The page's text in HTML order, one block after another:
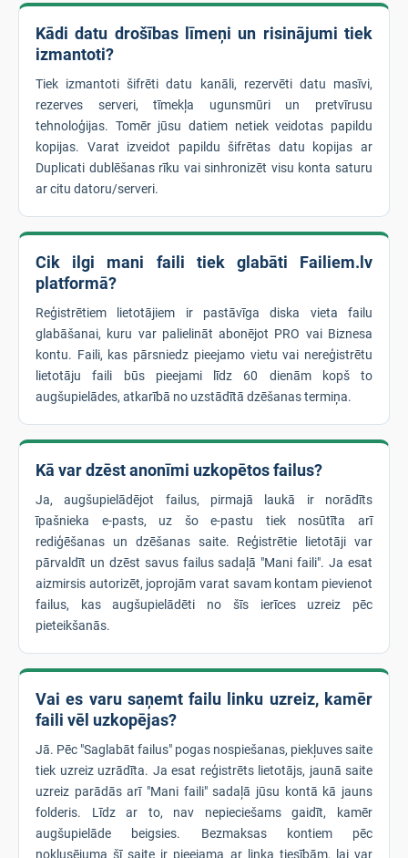
Kādi datu drošības līmeņi un risinājumi tiek
izmantoti?
Tiek izmantoti šifrēti datu kanāli, rezervēti datu masīvi,
rezerves serveri, tīmekļa ugunsmūri un pretvīrusu
tehnoloģijas. Tomēr jūsu datiem netiek veidotas papildu
kopijas. Varat izveidot papildu šifrētas datu kopijas ar
Duplicati dublēšanas rīku vai sinhronizēt visu konta saturu
ar citu datoru/serveri.
Cik ilgi mani faili tiek glabāti Failiem.lv
platformā?
Reģistrētiem lietotājiem ir pastāvīga diska vieta failu
glabāšanai, kuru var palielināt abonējot PRO vai Biznesa
kontu. Faili, kas pārsniedz pieejamo vietu vai nereģistrētu
lietotāju faili būs pieejami līdz 60 dienām kopš to
augšupielādes, atkarībā no uzstādītā dzēšanas termiņa.
Kā var dzēst anonīmi uzkopētos failus?
Ja, augšupielādējot failus, pirmajā laukā ir norādīts
īpašnieka e-pasts, uz šo e-pastu tiek nosūtīta arī
rediģēšanas un dzēšanas saite. Reģistrētie lietotāji var
pārvaldīt un dzēst savus failus sadaļā "Mani faili". Ja esat
aizmirsis autorizēt, joprojām varat savam kontam pievienot
failus, kas augšupielādēti no šīs ierīces uzreiz pēc
pieteikšanās.
Vai es varu saņemt failu linku uzreiz, kamēr
faili vēl uzkopējas?
Jā. Pēc "Saglabāt failus" pogas nospiešanas, piekļuves saite
tiek uzreiz uzrādīta. Ja esat reģistrēts lietotājs, jaunā saite
uzreiz parādās arī "Mani faili" sadaļā jūsu kontā kā jauns
folderis. Līdz ar to, nav nepieciešams gaidīt, kamēr
augšupielāde beigsies. Bezmaksas kontiem pēc
noklusējuma šī saite ir pieejama ar linka tiesībām, lai var